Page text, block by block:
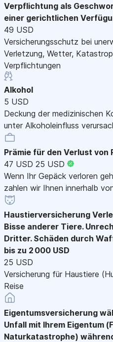
Verpflichtung als
einer gerichtlichen
49 USD
Versicherungsschutz bei
Verletzung, Wetter,
Verpflichtungen
Alkohol
5 USD
Deckung der medizinischen
unter Alkoholeinfluss
Prämie für den Verlust von
47 USD 25 USD
Wenn Ihr Gepäck verloren
zahlen wir Ihnen innerhalb
Haustierversicherung
Bisse anderer Tiere.
Dritter. Schäden durch
bis zu 2 000 USD
25 USD
Versicherung für Haustiere
Reise
Eigentumsversicherung
Unfall mit Ihrem Eigentum
Naturkatastrophe)